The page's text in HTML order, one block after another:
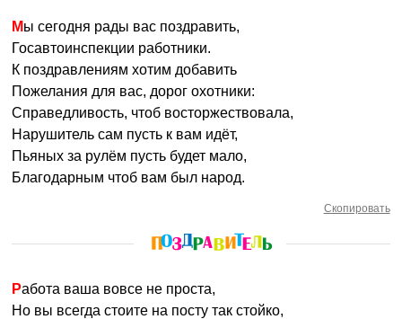
Мы сегодня рады вас поздравить,
Госавтоинспекции работники.
К поздравлениям хотим добавить
Пожелания для вас, дорог охотники:
Справедливость, чтоб восторжествовала,
Нарушитель сам пусть к вам идёт,
Пьяных за рулём пусть будет мало,
Благодарным чтоб вам был народ.
Скопировать
Работа ваша вовсе не проста,
Но вы всегда стоите на посту так стойко,